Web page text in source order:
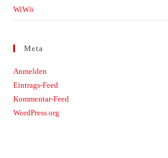
WiWö
Meta
Anmelden
Eintrags-Feed
Kommentar-Feed
WordPress.org